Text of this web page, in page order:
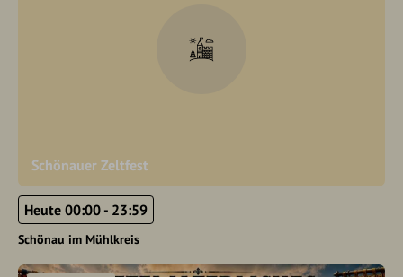
Schönauer Zeltfest
Heute 00:00 - 23:59
Schönau im Mühlkreis